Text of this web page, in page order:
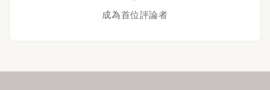
成為首位評論者